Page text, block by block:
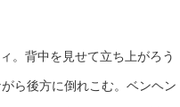
。背中を見せて立ち上がろう
ら後方に倒れこむ。ベンヘン